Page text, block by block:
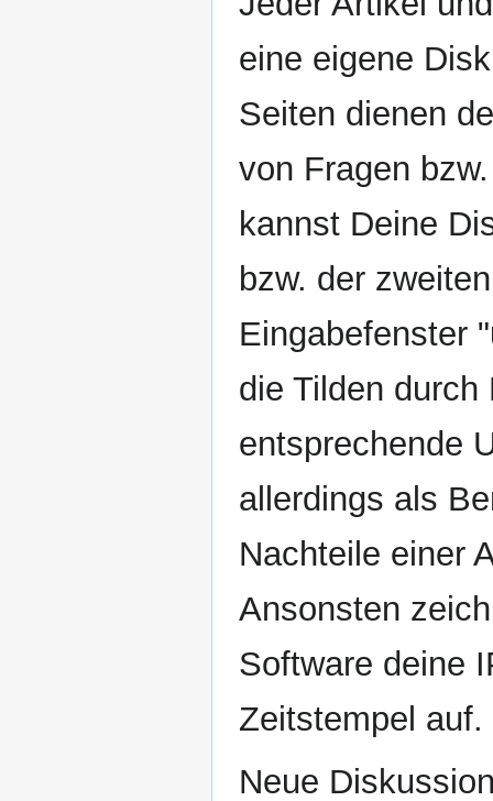
eine eigene
Seiten dienen
von Fragen
kannst Deine
bzw. der
Eingabefenster
die Tilden
entsprechende
allerdings als
Nachteile einer
Ansonsten
Software deine
Zeitstempel auf.
Neue